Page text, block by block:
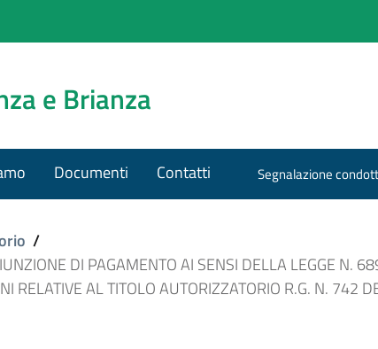
e Brianza
Documenti Contatti Segnalazione
/
DI PAGAMENTO AI SENSI DELLA LEGGE N.
RELATIVE AL TITOLO AUTORIZZATORIO R.G. N. 742